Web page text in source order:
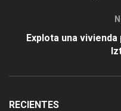
Explota una
RECIENTES